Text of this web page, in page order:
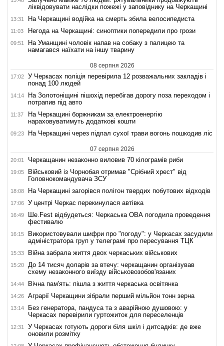
ліквідовувати наслідки пожежі у заповіднику на Черкащині
13:31 На Черкащині водійка на смерть збила велосипедиста
11:03 Негода на Черкащині: синоптики попередили про грози
09:51
На Уманщині чоловік напав на собаку з палицею та
намагався наїхати на іншу тварину
08 серпня 2026
17:02
У Черкасах поліція перевірила 12 розважальних закладів і
понад 100 людей
14:14
На Золотоніщині пішохід перебігав дорогу поза переходом і
потрапив під авто
11:37
На Черкащині боржникам за електроенергію
нараховуватимуть додаткові кошти
09:23 На Черкащині через підпал сухої трави вогонь пошкодив ліс
07 серпня 2026
20:01 Черкащанин незаконно виловив 70 кілограмів риби
19:05
Військовий із Чорнобая отримав "Срібний хрест" від
Головнокомандувача ЗСУ
18:08 На Черкащині загорівся полігон твердих побутових відходів
17:06 У центрі Черкас перекинулася автівка
16:49
Ше.Fest відбудеться: Черкаська ОВА погодила проведення
фестивалю
16:15
Використовували шифри про "погоду": у Черкасах засудили
адміністратора груп у телеграмі про пересування ТЦК
15:33 Війна забрала життя двох черкаських військових
15:20
До 14 тисяч доларів за втечу: черкащанин організував
схему незаконного виїзду військовозобов'язаних
14:44 Вічна пам'ять: пішла з життя черкаська освітянка
14:26 Аграрії Черкащини зібрали перший мільйон тонн зерна
13:14
Без генератора, пандуса та з аварійною душовою: у
Черкасах перевірили гуртожиток для переселенців
12:31
У Черкасах готують дороги біля шкіл і дитсадків: де вже
оновили розмітку